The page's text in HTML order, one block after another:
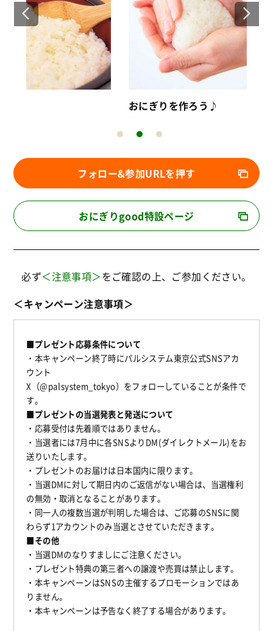
フォロー&参加URLを押す
おにぎりgood特設ページ
必ず＜注意事項＞をご確認の上、ご参加ください。
＜キャンペーン注意事項＞
■プレゼント応募条件について
・本キャンペーン終了時にパルシステム東京公式SNSアカ
ウント
X（@palsystem_tokyo）をフォローしていることが条件で
す。
■プレゼントの当選発表と発送について
・応募受付は先着順ではありません。
・当選者には7月中に各SNSよりDM(ダイレクトメール)をお
送りいたします。
・プレゼントのお届けは日本国内に限ります。
・当選DMに対して期日内のご返信がない場合は、当選権利
の無効・取消となることがあります。
・同一人の複数当選が判明した場合は、ご応募のSNSに関
わらず1アカウントのみ当選とさせていただきます。
■その他
・当選DMのなりすましにご注意ください。
・プレゼント特典の第三者への譲渡や売買は禁止します。
・本キャンペーンはSNSの主催するプロモーションではあ
りません。
・本キャンペーンは予告なく終了する場合があります。